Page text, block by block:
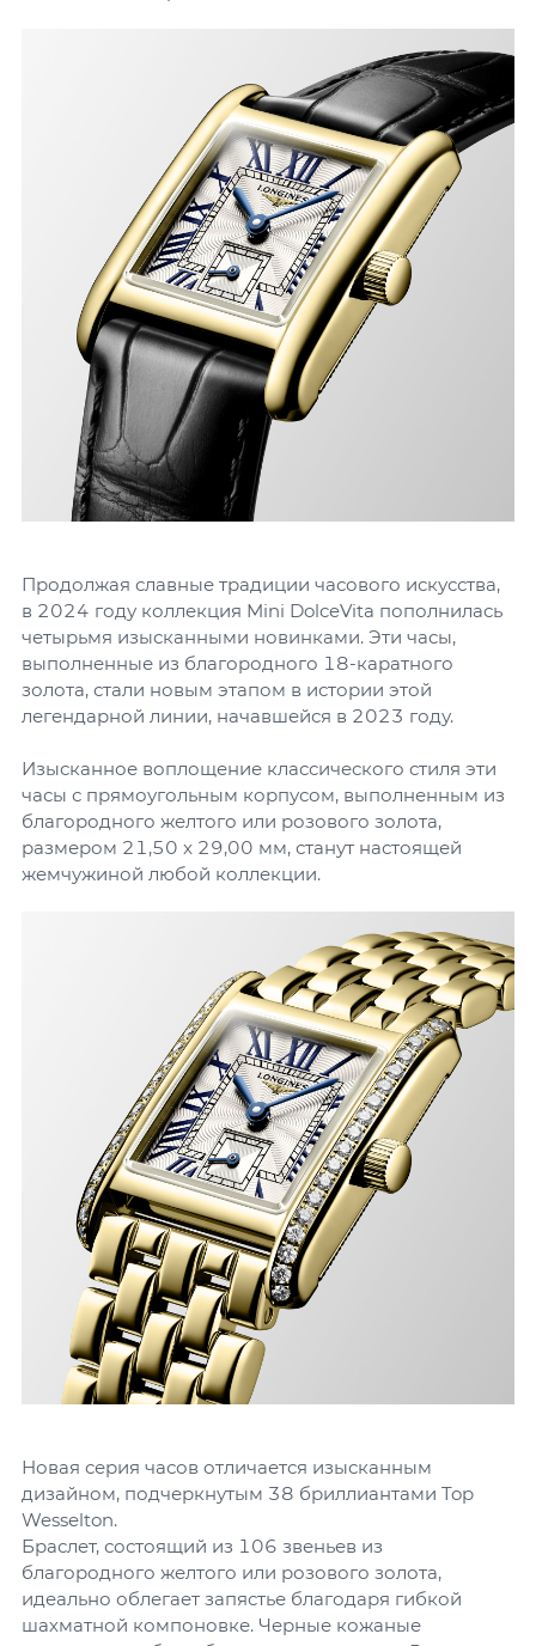
Продолжая славные традиции часового искусства,
в 2024 году коллекция Mini DolceVita пополнилась
четырьмя изысканными новинками. Эти часы,
выполненные из благородного 18-каратного
золота, стали новым этапом в истории этой
легендарной линии, начавшейся в 2023 году.
Изысканное воплощение классического стиля эти
часы с прямоугольным корпусом, выполненным из
благородного желтого или розового золота,
размером 21,50 x 29,00 мм, станут настоящей
жемчужиной любой коллекции.
Новая серия часов отличается изысканным
дизайном, подчеркнутым 38 бриллиантами Top
Wesselton.
Браслет, состоящий из 106 звеньев из
благородного желтого или розового золота,
идеально облегает запястье благодаря гибкой
шахматной компоновке. Черные кожаные